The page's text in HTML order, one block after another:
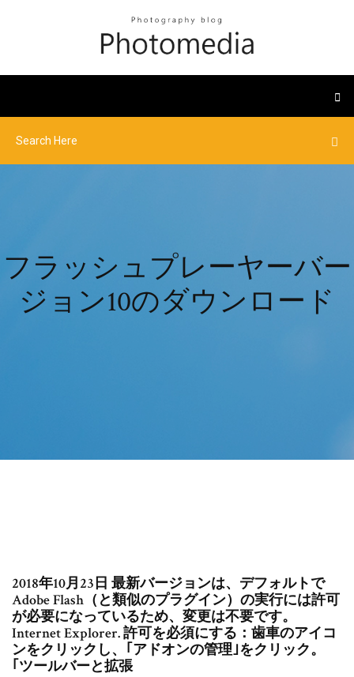
フラッシュプレーヤーバー
ジョン10のダウンロード
2018年10月23日 最新バージョンは、デフォルトで
Adobe Flash（と類似のプラグイン）の実行には許可
が必要になっているため、変更は不要です。
Internet Explorer. 許可を必須にする：歯車のアイコ
ンをクリックし、｢アドオンの管理｣をクリック。
｢ツールバーと拡張